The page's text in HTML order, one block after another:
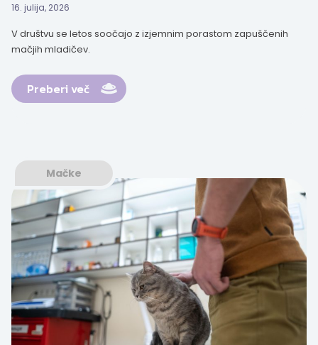
16. julija, 2026
V društvu se letos soočajo z izjemnim porastom zapuščenih
mačjih mladičev.
Preberi več
Mačke